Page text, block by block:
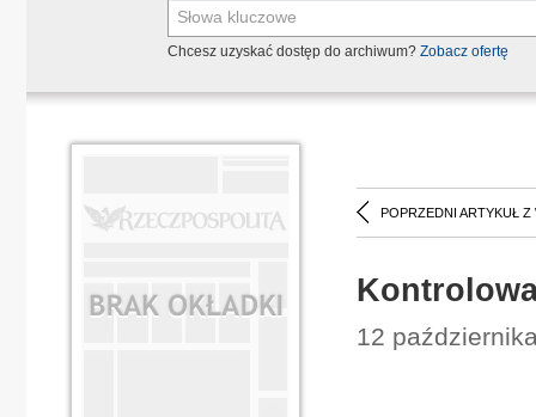
Chcesz uzyskać dostęp do archiwum? Zobacz ofertę
POPRZEDNI ARTYKUŁ Z
12